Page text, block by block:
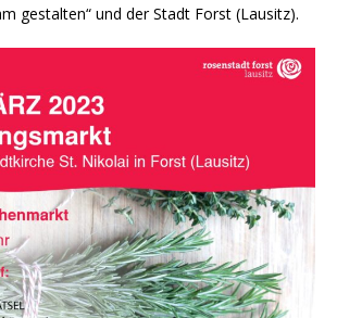
gestalten“ und der Stadt Forst (Lausitz).